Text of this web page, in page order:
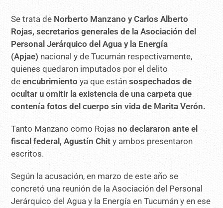
Se trata de Norberto Manzano y Carlos Alberto
Rojas, secretarios generales de la Asociación del
Personal Jerárquico del Agua y la Energía
(Apjae) nacional y de Tucumán respectivamente,
quienes quedaron imputados por el delito
deencubrimiento ya que estánsospechados de
ocultar u omitir la existencia de una carpeta que
contenía fotos del cuerpo sin vida de Marita Verón.
Tanto Manzano como Rojas no declararon ante el
fiscal federal, Agustín Chit y ambos presentaron
escritos.
Según la acusación, en marzo de este año se
concretó una reunión de la Asociación del Personal
Jerárquico del Agua y la Energía en Tucumán y en ese